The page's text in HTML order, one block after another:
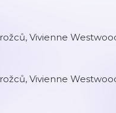
Vivienne
Vivienne